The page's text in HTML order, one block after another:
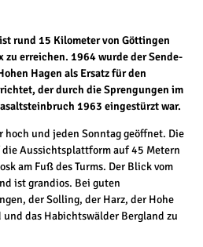
rund 15 Kilometer von Göttingen
erreichen. 1964 wurde der Sende-
Hagen als Ersatz für den
der durch die Sprengungen im
1963 eingestürzt war.
hoch und jeden Sonntag geöffnet. Die
Aussichtsplattform auf 45 Metern
am Fuß des Turms. Der Blick vom
ist grandios. Bei guten
der Solling, der Harz, der Hohe
das Habichtswälder Bergland zu